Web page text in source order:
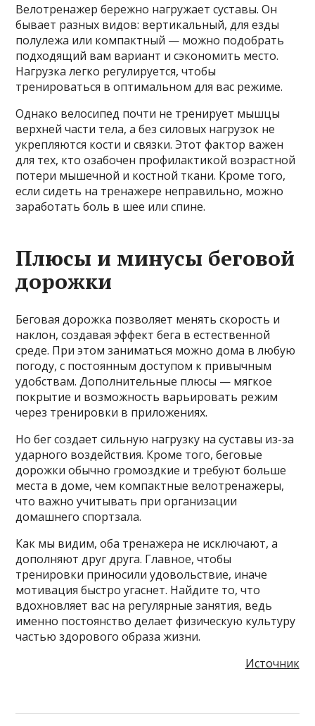
Велотренажер бережно нагружает суставы. Он
бывает разных видов: вертикальный, для езды
полулежа или компактный — можно подобрать
подходящий вам вариант и сэкономить место.
Нагрузка легко регулируется, чтобы
тренироваться в оптимальном для вас режиме.
Однако велосипед почти не тренирует мышцы
верхней части тела, а без силовых нагрузок не
укрепляются кости и связки. Этот фактор важен
для тех, кто озабочен профилактикой возрастной
потери мышечной и костной ткани. Кроме того,
если сидеть на тренажере неправильно, можно
заработать боль в шее или спине.
Плюсы и минусы беговой
дорожки
Беговая дорожка позволяет менять скорость и
наклон, создавая эффект бега в естественной
среде. При этом заниматься можно дома в любую
погоду, с постоянным доступом к привычным
удобствам. Дополнительные плюсы — мягкое
покрытие и возможность варьировать режим
через тренировки в приложениях.
Но бег создает сильную нагрузку на суставы из-за
ударного воздействия. Кроме того, беговые
дорожки обычно громоздкие и требуют больше
места в доме, чем компактные велотренажеры,
что важно учитывать при организации
домашнего спортзала.
Как мы видим, оба тренажера не исключают, а
дополняют друг друга. Главное, чтобы
тренировки приносили удовольствие, иначе
мотивация быстро угаснет. Найдите то, что
вдохновляет вас на регулярные занятия, ведь
именно постоянство делает физическую культуру
частью здорового образа жизни.
Источник